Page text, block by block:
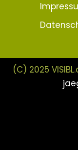
(C) 2025